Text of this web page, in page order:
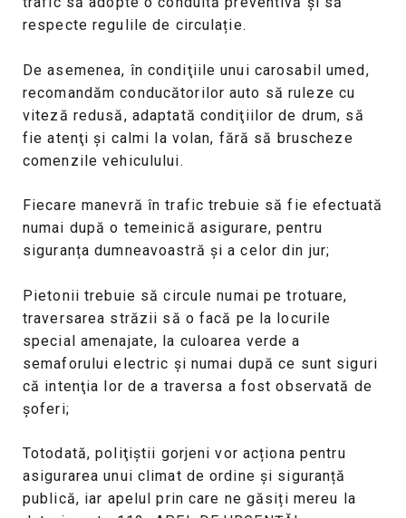
respecte regulile de circulație.
De asemenea, în condiţiile unui carosabil umed,
recomandăm conducătorilor auto să ruleze cu
viteză redusă, adaptată condiţiilor de drum, să
fie atenţi şi calmi la volan, fără să bruscheze
comenzile vehiculului.
Fiecare manevră în trafic trebuie să fie efectuată
numai după o temeinică asigurare, pentru
siguranța dumneavoastră și a celor din jur;
Pietonii trebuie să circule numai pe trotuare,
traversarea străzii să o facă pe la locurile
special amenajate, la culoarea verde a
semaforului electric şi numai după ce sunt siguri
că intenţia lor de a traversa a fost observată de
şoferi;
Totodată, poliţiştii gorjeni vor acționa pentru
asigurarea unui climat de ordine și siguranță
publică, iar apelul prin care ne găsiți mereu la